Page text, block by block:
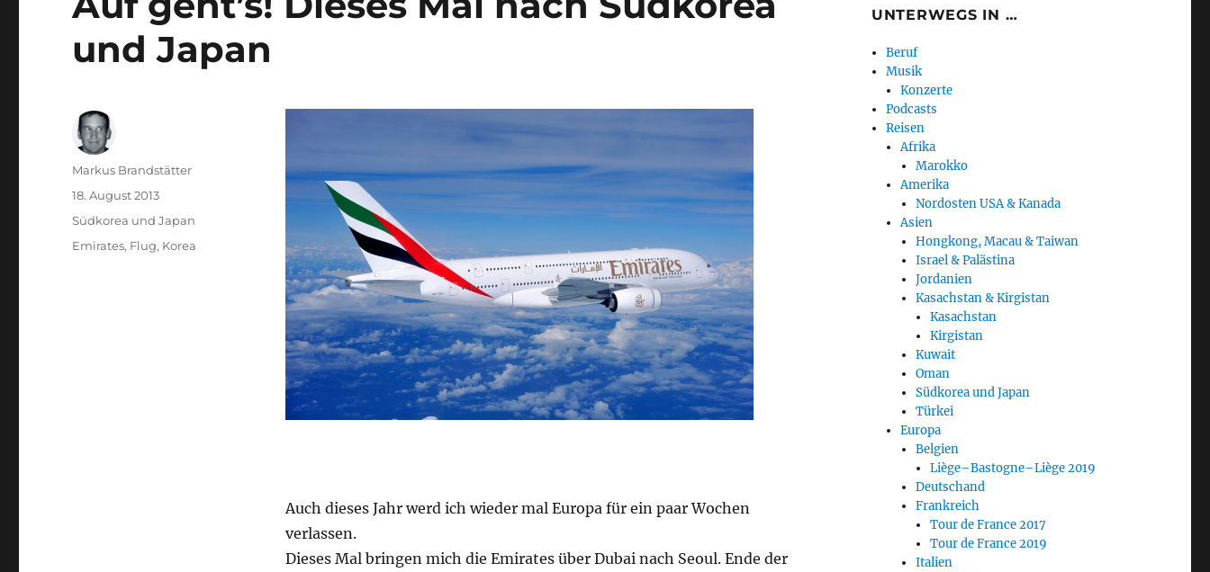
und Japan
Auch dieses Jahr werd ich wieder mal Europa für ein paar Wochen
verlassen.
Dieses Mal bringen mich die Emirates über Dubai nach Seoul. Ende der
Autor
Markus Brandstätter
Veröffentlicht
am
18. August 2013
Kategorien
Südkorea und Japan
Schlagwörter
Emirates, Flug, Korea
UNTERWEGS IN …
Beruf
Musik
Konzerte
Podcasts
Reisen
Afrika
Marokko
Amerika
Nordosten USA & Kanada
Asien
Hongkong, Macau & Taiwan
Israel & Palästina
Jordanien
Kasachstan & Kirgistan
Kasachstan
Kirgistan
Kuwait
Oman
Südkorea und Japan
Türkei
Europa
Belgien
Liège–Bastogne–Liège 2019
Deutschand
Frankreich
Tour de France 2017
Tour de France 2019
Italien